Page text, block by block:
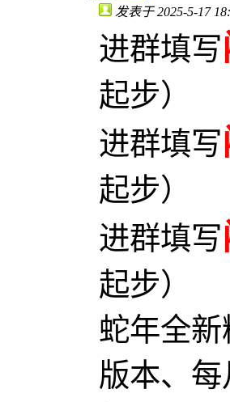
发表于 2025-5-17
进群填写
起步）
进群填写
起步）
进群填写
起步）
蛇年全
版本、